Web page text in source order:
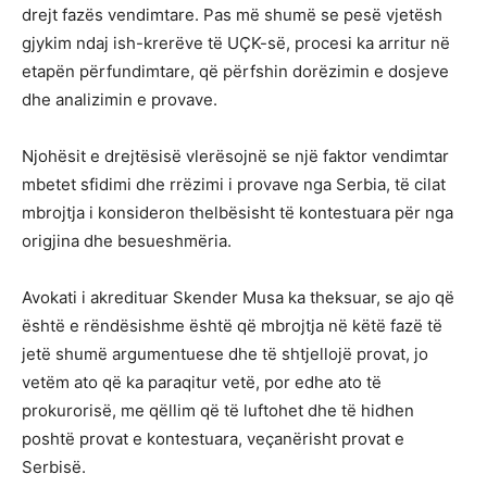
drejt fazës vendimtare. Pas më shumë se pesë vjetësh
gjykim ndaj ish-krerëve të UÇK-së, procesi ka arritur në
etapën përfundimtare, që përfshin dorëzimin e dosjeve
dhe analizimin e provave.
Njohësit e drejtësisë vlerësojnë se një faktor vendimtar
mbetet sfidimi dhe rrëzimi i provave nga Serbia, të cilat
mbrojtja i konsideron thelbësisht të kontestuara për nga
origjina dhe besueshmëria.
Avokati i akredituar Skender Musa ka theksuar, se ajo që
është e rëndësishme është që mbrojtja në këtë fazë të
jetë shumë argumentuese dhe të shtjellojë provat, jo
vetëm ato që ka paraqitur vetë, por edhe ato të
prokurorisë, me qëllim që të luftohet dhe të hidhen
poshtë provat e kontestuara, veçanërisht provat e
Serbisë.